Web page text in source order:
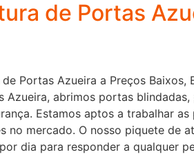
de Portas
Portas Azueira a Preços Baixos,
Azueira, abrimos portas
Estamos aptos a trabalhar
no mercado. O nosso piquete de
dia para responder a qualquer